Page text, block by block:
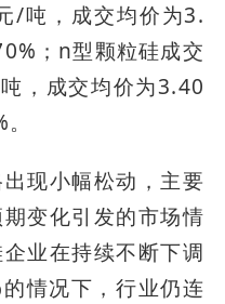
/吨，成交均价为3.
；n型颗粒硅成交
，成交均价为3.40
现小幅松动，主要
变化引发的市场情
业在持续不断下调
情况下，行业仍连